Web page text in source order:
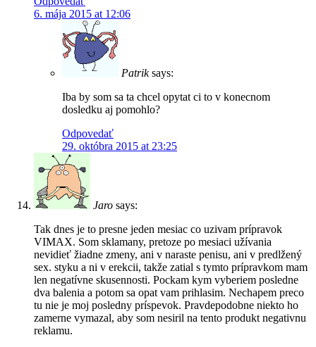
6. mája 2015 at 12:06
Patrik says:
Iba by som sa ta chcel opytat ci to v konecnom
dosledku aj pomohlo?
Odpovedať
29. októbra 2015 at 23:25
Jaro says:
Tak dnes je to presne jeden mesiac co uzivam prípravok
VIMAX. Som sklamany, pretoze po mesiaci užívania
nevidieť žiadne zmeny, ani v naraste penisu, ani v predlžený
sex. styku a ni v erekcii, takže zatial s tymto prípravkom mam
len negatívne skusennosti. Pockam kym vyberiem posledne
dva balenia a potom sa opat vam prihlasim. Nechapem preco
tu nie je moj posledny príspevok. Pravdepodobne niekto ho
zamerne vymazal, aby som nesiril na tento produkt negativnu
reklamu.